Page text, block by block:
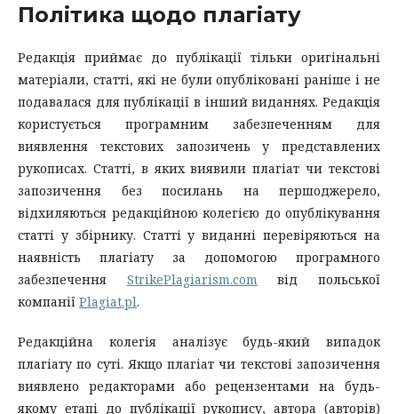
Політика щодо плагіату
Редакція приймає до публікації тільки оригінальні
матеріали, статті, які не були опубліковані раніше і не
подавалася для публікації в інший виданнях. Редакція
користується програмним забезпеченням для
виявлення текстових запозичень у представлених
рукописах. Статті, в яких виявили плагіат чи текстові
запозичення без посилань на першоджерело,
відхиляються редакційною колегією до опублікування
статті у збірнику. Статті у виданні перевіряються на
наявність плагіату за допомогою програмного
забезпечення StrikePlagiarism.comвід польської
компанії Plagiat.pl.
Редакційна колегія аналізує будь-який випадок
плагіату по суті. Якщо плагіат чи текстові запозичення
виявлено редакторами або рецензентами на будь-
якому етапі до публікації рукопису, автора (авторів)